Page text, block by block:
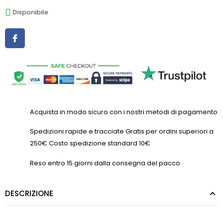
Disponibile
Acquista in modo sicuro con i nostri metodi di pagamento
Spedizioni rapide e tracciate Gratis per ordini superiori a
250€ Costo spedizione standard 10€
Reso entro 15 giorni dalla consegna del pacco
DESCRIZIONE